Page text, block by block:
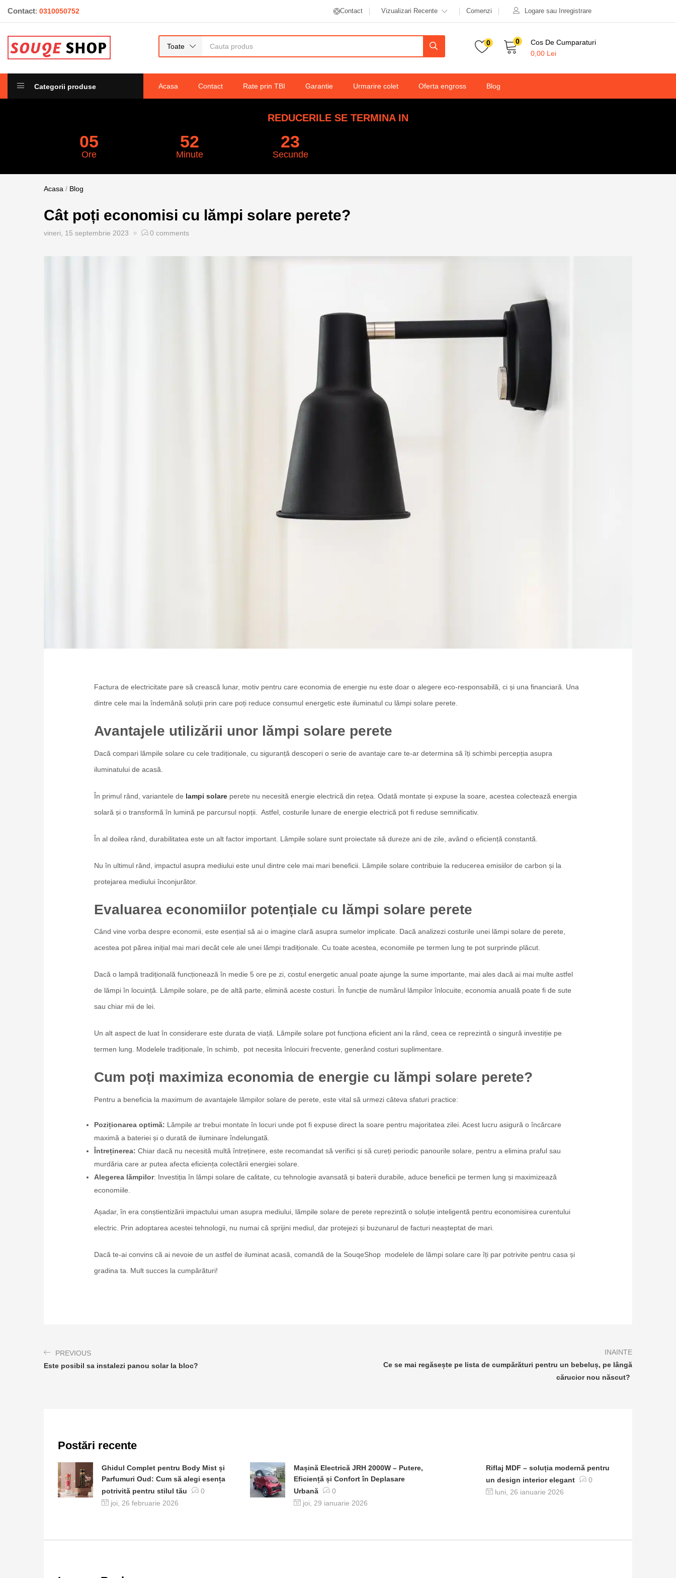
Contact: 0310050752 Contact Vizualizari Recente Comenzi Logare sau Inregistrare
Toate 0 0
Cos De Cumparaturi
0,00 Lei
Categorii produse Acasa Contact Rate prin TBI Garantie Urmarire colet Oferta engross Blog
REDUCERILE SE TERMINA IN
05
Ore
52
Minute
22
Secunde
Acasa / Blog
Cât poți economisi cu lămpi solare perete?
vineri, 15 septembrie 2023 0 comments
Factura de electricitate pare să crească lunar, motiv pentru care economia de energie nu este doar o alegere eco-responsabilă, ci și una financiară. Una
dintre cele mai la îndemână soluții prin care poți reduce consumul energetic este iluminatul cu lămpi solare perete.
Avantajele utilizării unor lămpi solare perete
Dacă compari lămpile solare cu cele tradiționale, cu siguranță descoperi o serie de avantaje care te-ar determina să îți schimbi percepția asupra
iluminatului de acasă.
În primul rând, variantele de lampi solare perete nu necesită energie electrică din rețea. Odată montate și expuse la soare, acestea colectează energia
solară și o transformă în lumină pe parcursul nopții. Astfel, costurile lunare de energie electrică pot fi reduse semnificativ.
În al doilea rând, durabilitatea este un alt factor important. Lămpile solare sunt proiectate să dureze ani de zile, având o eficiență constantă.
Nu în ultimul rând, impactul asupra mediului este unul dintre cele mai mari beneficii. Lămpile solare contribuie la reducerea emisiilor de carbon și la
protejarea mediului înconjurător.
Evaluarea economiilor potențiale cu lămpi solare perete
Când vine vorba despre economii, este esențial să ai o imagine clară asupra sumelor implicate. Dacă analizezi costurile unei lămpi solare de perete,
acestea pot părea inițial mai mari decât cele ale unei lămpi tradiționale. Cu toate acestea, economiile pe termen lung te pot surprinde plăcut.
Dacă o lampă tradițională funcționează în medie 5 ore pe zi, costul energetic anual poate ajunge la sume importante, mai ales dacă ai mai multe astfel
de lămpi în locuință. Lămpile solare, pe de altă parte, elimină aceste costuri. În funcție de numărul lămpilor înlocuite, economia anuală poate fi de sute
sau chiar mii de lei.
Un alt aspect de luat în considerare este durata de viață. Lămpile solare pot funcționa eficient ani la rând, ceea ce reprezintă o singură investiție pe
termen lung. Modelele tradiționale, în schimb, pot necesita înlocuiri frecvente, generând costuri suplimentare.
Cum poți maximiza economia de energie cu lămpi solare perete?
Pentru a beneficia la maximum de avantajele lămpilor solare de perete, este vital să urmezi câteva sfaturi practice:
Poziționarea optimă: Lămpile ar trebui montate în locuri unde pot fi expuse direct la soare pentru majoritatea zilei. Acest lucru asigură o încărcare
maximă a bateriei și o durată de iluminare îndelungată.
Întreținerea: Chiar dacă nu necesită multă întreținere, este recomandat să verifici și să cureți periodic panourile solare, pentru a elimina praful sau
murdăria care ar putea afecta eficiența colectării energiei solare.
Alegerea lămpilor: Investiția în lămpi solare de calitate, cu tehnologie avansată și baterii durabile, aduce beneficii pe termen lung și maximizează
economiile.
Așadar, în era conștientizării impactului uman asupra mediului, lămpile solare de perete reprezintă o soluție inteligentă pentru economisirea curentului
electric. Prin adoptarea acestei tehnologii, nu numai că sprijini mediul, dar protejezi și buzunarul de facturi neașteptat de mari.
Dacă te-ai convins că ai nevoie de un astfel de iluminat acasă, comandă de la SouqeShop modelele de lămpi solare care îți par potrivite pentru casa și
gradina ta. Mult succes la cumpărături!
PREVIOUS
Este posibil sa instalezi panou solar la bloc?
INAINTE
Ce se mai regăsește pe lista de cumpărături pentru un bebeluș, pe lângă
cărucior nou născut?
Postări recente
Ghidul Complet pentru Body Mist și
Parfumuri Oud: Cum să alegi esența
potrivită pentru stilul tău
0
joi, 26 februarie 2026
Mașină Electrică JRH 2000W – Putere,
Eficiență și Confort în Deplasare
Urbană
0
joi, 29 ianuarie 2026
Riflaj MDF – soluția modernă pentru
un design interior elegant
0
luni, 26 ianuarie 2026